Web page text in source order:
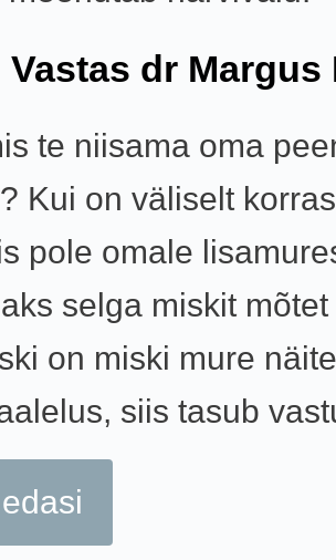
Vastas dr Margus
te niisama oma
Kui on väliselt
pole omale
selga miskit
on miski mure
siis tasub